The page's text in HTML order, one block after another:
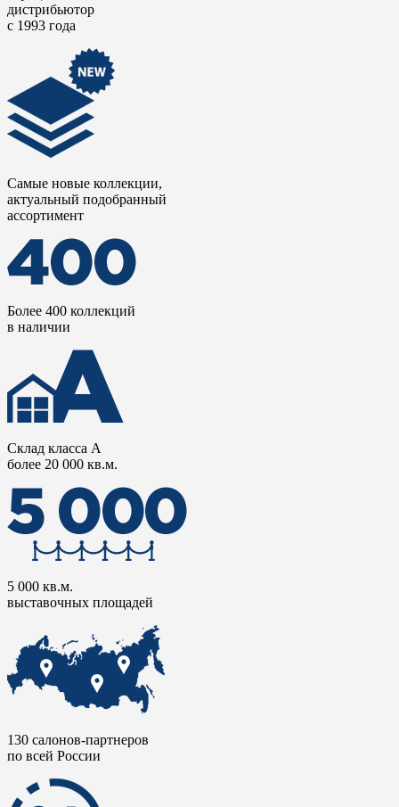
дистрибьютор
с 1993 года
Самые новые коллекции,
актуальный подобранный
ассортимент
Более 400 коллекций
в наличии
Склад класса А
более 20 000 кв.м.
5 000 кв.м.
выставочных площадей
130 салонов-партнеров
по всей России